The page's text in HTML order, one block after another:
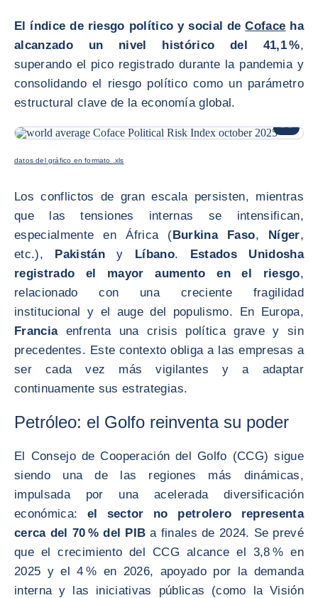
El índice de riesgo político y social deCoface ha
alcanzado un nivel histórico del 41,1 %,
superando el pico registrado durante la pandemia y
consolidando el riesgo político como un parámetro
estructural clave de la economía global.
datos del gráfico en formato .xls
Los conflictos de gran escala persisten, mientras
que las tensiones internas se intensifican,
especialmente en África (Burkina Faso, Níger,
etc.), Pakistán y Líbano. Estados Unidosha
registrado el mayor aumento en el riesgo,
relacionado con una creciente fragilidad
institucional y el auge del populismo. En Europa,
Franciaenfrenta una crisis política grave y sin
precedentes. Este contexto obliga a las empresas a
ser cada vez más vigilantes y a adaptar
continuamente sus estrategias.
Petróleo: el Golfo reinventa su poder
El Consejo de Cooperación del Golfo (CCG) sigue
siendo una de las regiones más dinámicas,
impulsada por una acelerada diversificación
económica: el sector no petrolero representa
cerca del 70 % del PIB a finales de 2024. Se prevé
que el crecimiento del CCG alcance el 3,8 % en
2025 y el 4 % en 2026, apoyado por la demanda
interna y las iniciativas públicas (como la Visión